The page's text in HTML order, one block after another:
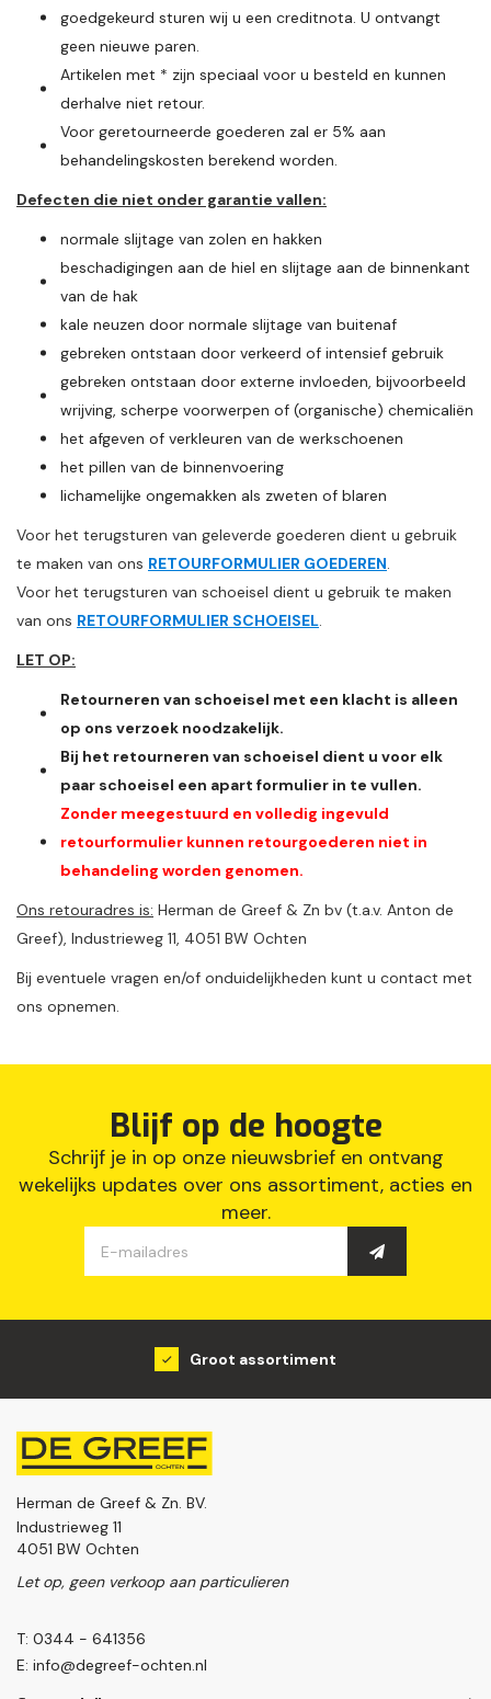
goedgekeurd sturen wij u een creditnota. U ontvangt
geen nieuwe paren.
Artikelen met * zijn speciaal voor u besteld en kunnen
derhalve niet retour.
Voor geretourneerde goederen zal er 5% aan
behandelingskosten berekend worden.
Defecten die niet onder garantie vallen:
normale slijtage van zolen en hakken
beschadigingen aan de hiel en slijtage aan de binnenkant
van de hak
kale neuzen door normale slijtage van buitenaf
gebreken ontstaan door verkeerd of intensief gebruik
gebreken ontstaan door externe invloeden, bijvoorbeeld
wrijving, scherpe voorwerpen of (organische) chemicaliën
het afgeven of verkleuren van de werkschoenen
het pillen van de binnenvoering
lichamelijke ongemakken als zweten of blaren
Voor het terugsturen van geleverde goederen dient u gebruik
te maken van ons RETOURFORMULIER GOEDEREN.
Voor het terugsturen van schoeisel dient u gebruik te maken
van ons RETOURFORMULIER SCHOEISEL.
LET OP:
Retourneren van schoeisel met een klacht is alleen
op ons verzoek noodzakelijk.
Bij het retourneren van schoeisel dient u voor elk
paar schoeisel een apart formulier in te vullen.
Zonder meegestuurd en volledig ingevuld
retourformulier kunnen retourgoederen niet in
behandeling worden genomen.
Ons retouradres is: Herman de Greef & Zn bv (t.a.v. Anton de
Greef), Industrieweg 11, 4051 BW Ochten
Bij eventuele vragen en/of onduidelijkheden kunt u contact met
ons opnemen.
Blijf op de hoogte
Schrijf je in op onze nieuwsbrief en ontvang
wekelijks updates over ons assortiment, acties en
meer.
Groot assortiment
Herman de Greef & Zn. BV.
Industrieweg 11
4051 BW Ochten
Let op, geen verkoop aan particulieren
T: 0344 - 641356
E: info@degreef-ochten.nl